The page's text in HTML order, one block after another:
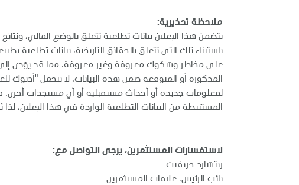
ملاحظة تحذيرية:
يتضمن هذا الإعلان بيانات تطلعية تتعلق بالوضع المالي،
باستثناء تلك التي تتعلق بالحقائق التاريخية، بيانات تطلعية
على مخاطر وشكوك معروفة وغير معروفة، مما قد يؤدي إلى
المذكورة أو المتوقعة ضمن هذه البيانات. لا تتحمل "أدنوك
لمعلومات جديدة أو أحداث مستقبلية أو أي مستجدات أخرى. قد
المستنبطة من البيانات التطلعية الواردة في هذا الإعلان،
لاستفسارات المستثمرين، يرجى التواصل مع:
ريتشارد جريفيث
نائب الرئيس، علاقات المستثمرين